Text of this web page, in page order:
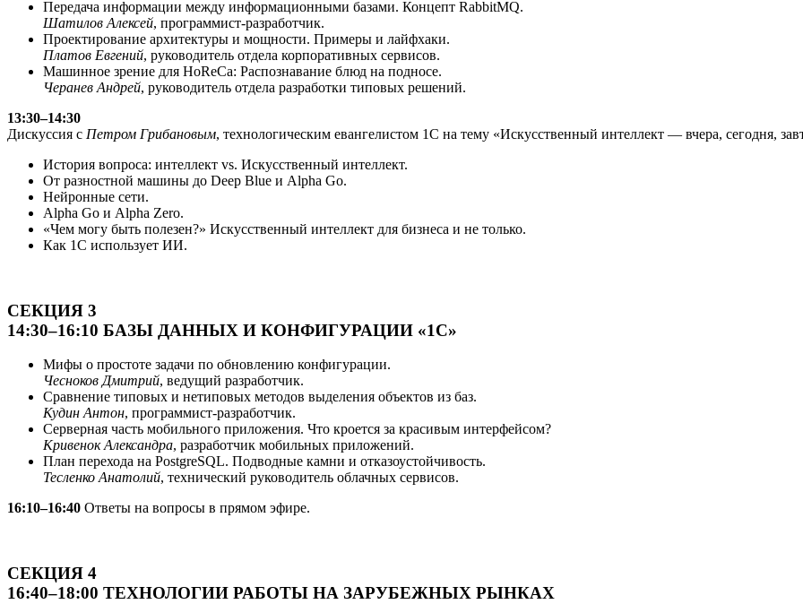
Передача информации между информационными базами. Концепт RabbitMQ.
Шатилов Алексей, программист-разработчик.
Проектирование архитектуры и мощности. Примеры и лайфхаки.
Платов Евгений, руководитель отдела корпоративных сервисов.
Машинное зрение для HoReCa: Распознавание блюд на подносе.
Черанев Андрей, руководитель отдела разработки типовых решений.
13:30–14:30
Дискуссия с Петром Грибановым, технологическим евангелистом 1С на тему «Искусственный интеллект — вчера, сегодня,
История вопроса: интеллект vs. Искусственный интеллект.
От разностной машины до Deep Blue и Alpha Go.
Нейронные сети.
Alpha Go и Alpha Zero.
«Чем могу быть полезен?» Искусственный интеллект для бизнеса и не только.
Как 1С использует ИИ.
СЕКЦИЯ 3
14:30–16:10 БАЗЫ ДАННЫХ И КОНФИГУРАЦИИ «1С»
Мифы о простоте задачи по обновлению конфигурации.
Чесноков Дмитрий, ведущий разработчик.
Сравнение типовых и нетиповых методов выделения объектов из баз.
Кудин Антон, программист-разработчик.
Серверная часть мобильного приложения. Что кроется за красивым интерфейсом?
Кривенок Александра, разработчик мобильных приложений.
План перехода на PostgreSQL. Подводные камни и отказоустойчивость.
Тесленко Анатолий, технический руководитель облачных сервисов.
16:10–16:40 Ответы на вопросы в прямом эфире.
СЕКЦИЯ 4
16:40–18:00 ТЕХНОЛОГИИ РАБОТЫ НА ЗАРУБЕЖНЫХ РЫНКАХ